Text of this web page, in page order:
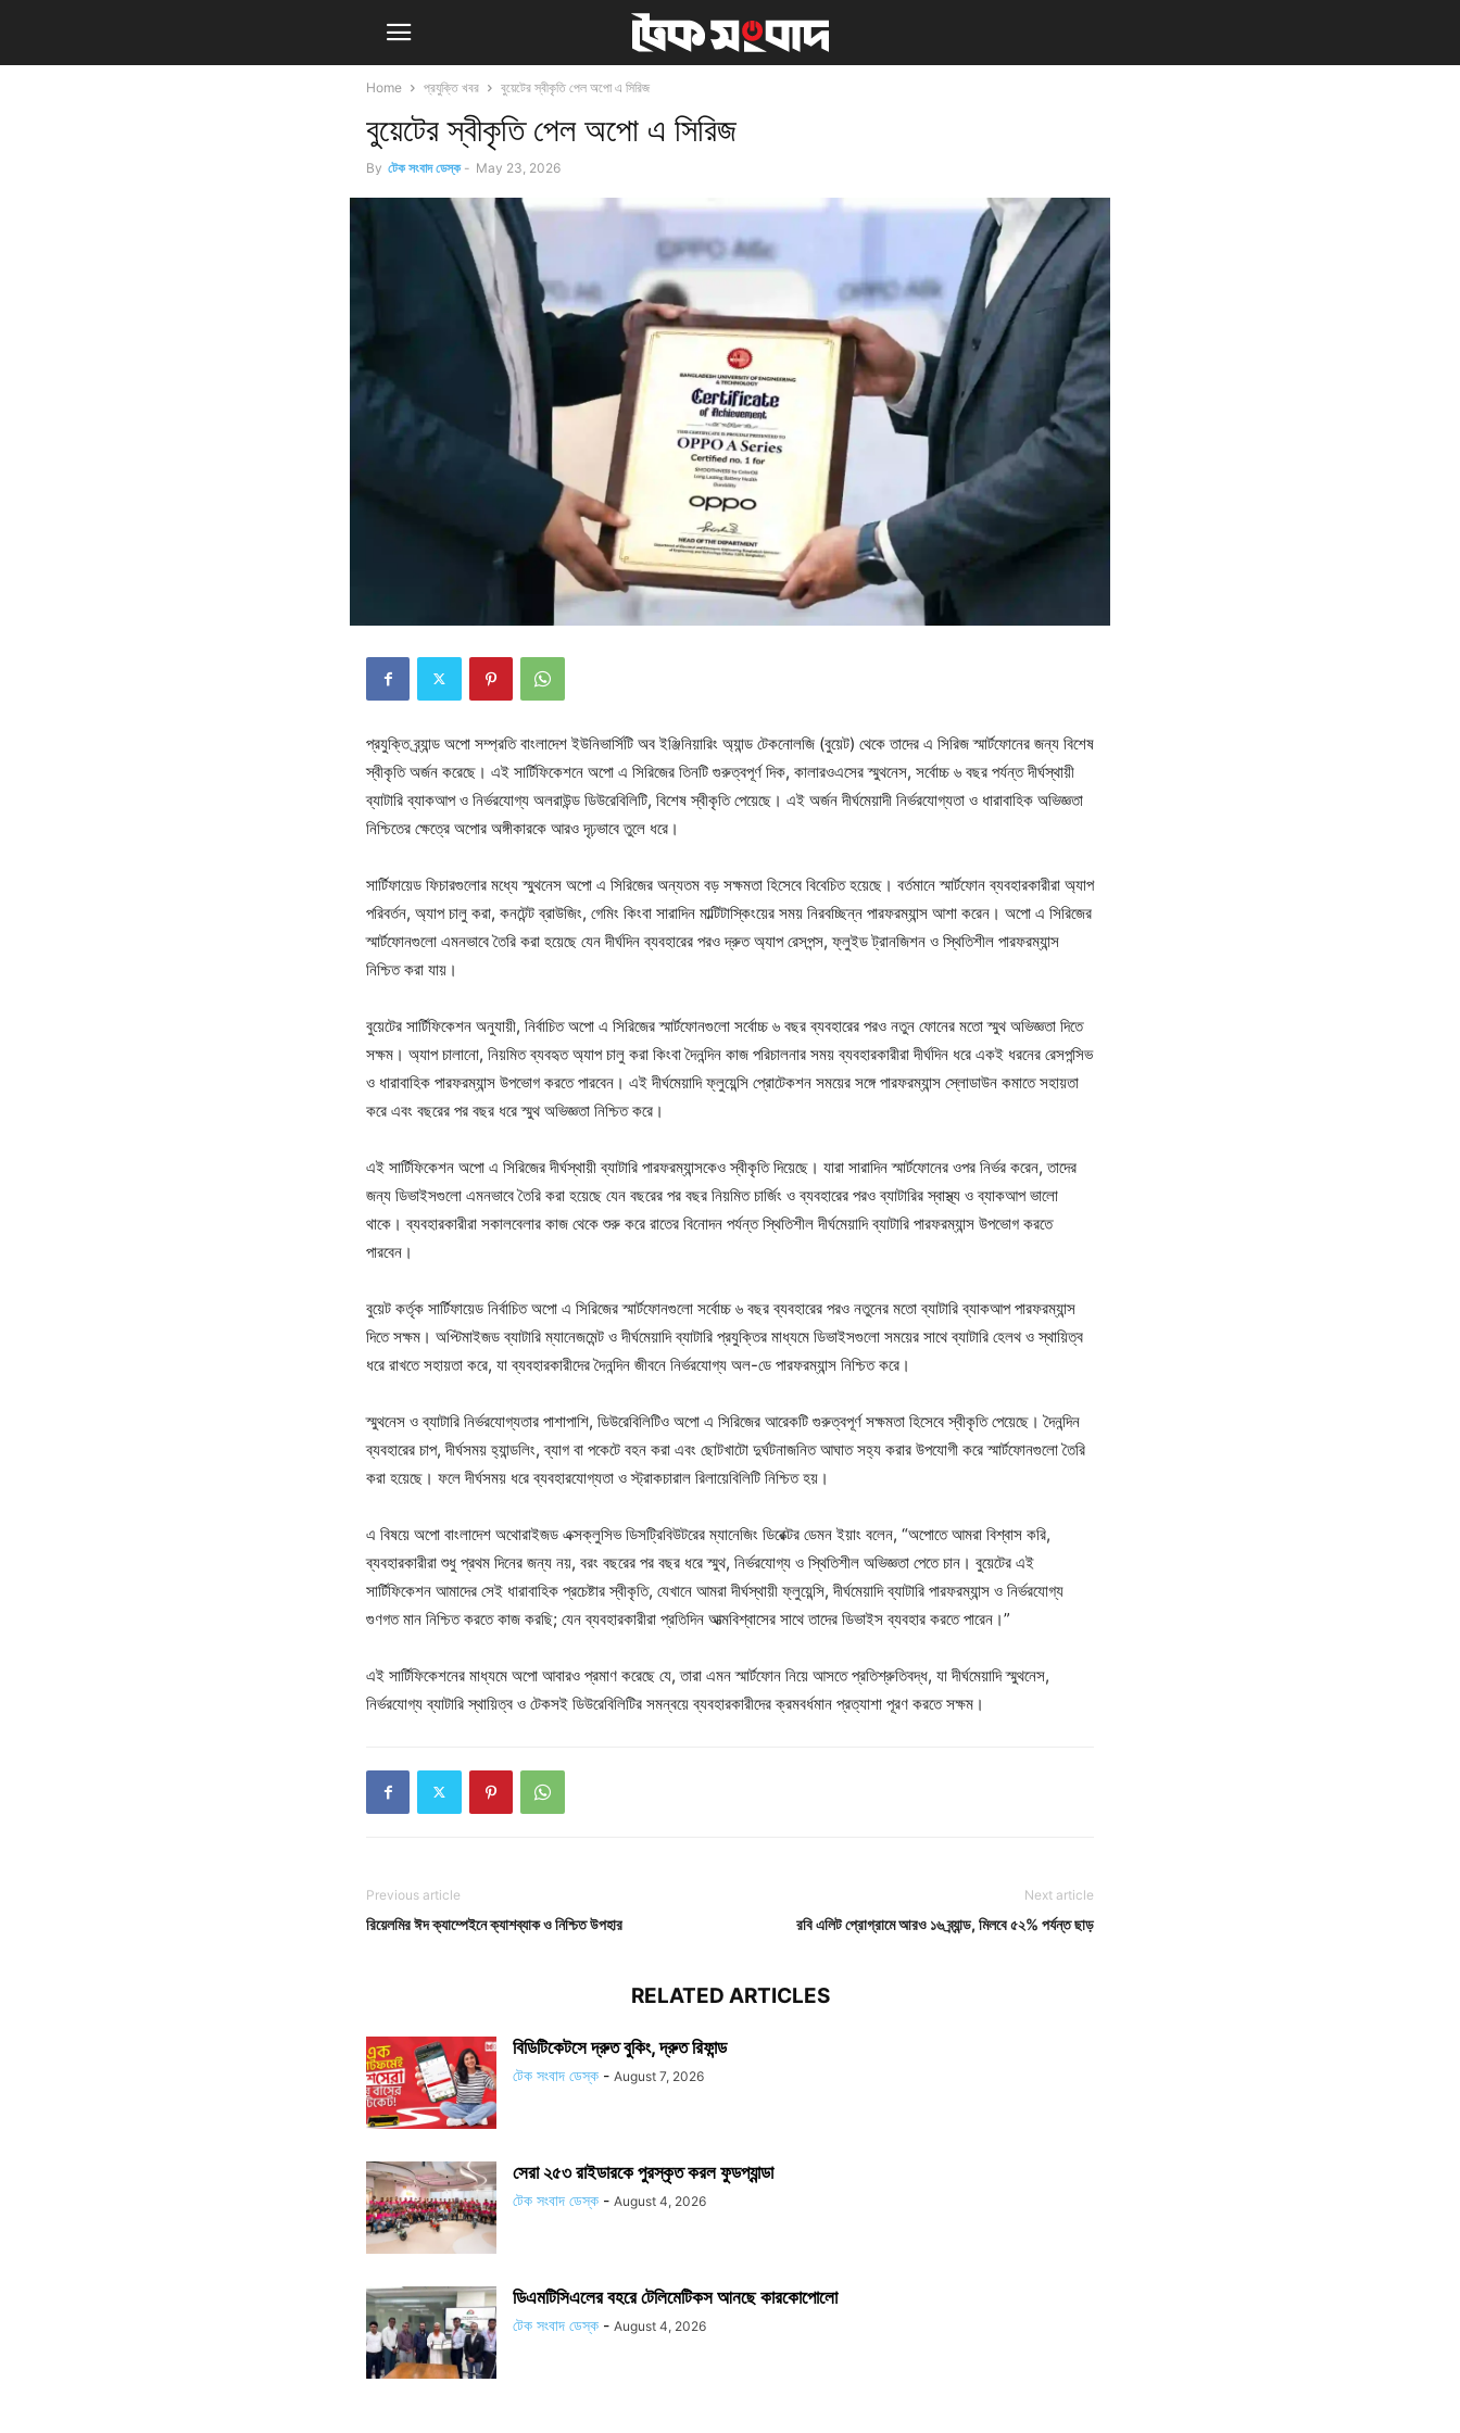
Home প্রযুক্তি খবর বুয়েটের স্বীকৃতি পেল অপো এ সিরিজ
বুয়েটের স্বীকৃতি পেল অপো এ সিরিজ
By টেক সংবাদ ডেস্ক - May 23, 2026
প্রযুক্তি ব্র্যান্ড অপো সম্প্রতি বাংলাদেশ ইউনিভার্সিটি অব ইঞ্জিনিয়ারিং অ্যান্ড টেকনোলজি (বুয়েট) থেকে তাদের এ সিরিজ স্মার্টফোনের জন্য বিশেষ
স্বীকৃতি অর্জন করেছে। এই সার্টিফিকেশনে অপো এ সিরিজের তিনটি গুরুত্বপূর্ণ দিক, কালারওএসের স্মুথনেস, সর্বোচ্চ ৬ বছর পর্যন্ত দীর্ঘস্থায়ী
ব্যাটারি ব্যাকআপ ও নির্ভরযোগ্য অলরাউন্ড ডিউরেবিলিটি, বিশেষ স্বীকৃতি পেয়েছে। এই অর্জন দীর্ঘমেয়াদী নির্ভরযোগ্যতা ও ধারাবাহিক অভিজ্ঞতা
নিশ্চিতের ক্ষেত্রে অপোর অঙ্গীকারকে আরও দৃঢ়ভাবে তুলে ধরে।
সার্টিফায়েড ফিচারগুলোর মধ্যে স্মুথনেস অপো এ সিরিজের অন্যতম বড় সক্ষমতা হিসেবে বিবেচিত হয়েছে। বর্তমানে স্মার্টফোন ব্যবহারকারীরা অ্যাপ
পরিবর্তন, অ্যাপ চালু করা, কনটেন্ট ব্রাউজিং, গেমিং কিংবা সারাদিন মাল্টিটাস্কিংয়ের সময় নিরবচ্ছিন্ন পারফরম্যান্স আশা করেন। অপো এ সিরিজের
স্মার্টফোনগুলো এমনভাবে তৈরি করা হয়েছে যেন দীর্ঘদিন ব্যবহারের পরও দ্রুত অ্যাপ রেসপন্স, ফ্লুইড ট্রানজিশন ও স্থিতিশীল পারফরম্যান্স
নিশ্চিত করা যায়।
বুয়েটের সার্টিফিকেশন অনুযায়ী, নির্বাচিত অপো এ সিরিজের স্মার্টফোনগুলো সর্বোচ্চ ৬ বছর ব্যবহারের পরও নতুন ফোনের মতো স্মুথ অভিজ্ঞতা দিতে
সক্ষম। অ্যাপ চালানো, নিয়মিত ব্যবহৃত অ্যাপ চালু করা কিংবা দৈনন্দিন কাজ পরিচালনার সময় ব্যবহারকারীরা দীর্ঘদিন ধরে একই ধরনের রেসপন্সিভ
ও ধারাবাহিক পারফরম্যান্স উপভোগ করতে পারবেন। এই দীর্ঘমেয়াদি ফ্লুয়েন্সি প্রোটেকশন সময়ের সঙ্গে পারফরম্যান্স স্লোডাউন কমাতে সহায়তা
করে এবং বছরের পর বছর ধরে স্মুথ অভিজ্ঞতা নিশ্চিত করে।
এই সার্টিফিকেশন অপো এ সিরিজের দীর্ঘস্থায়ী ব্যাটারি পারফরম্যান্সকেও স্বীকৃতি দিয়েছে। যারা সারাদিন স্মার্টফোনের ওপর নির্ভর করেন, তাদের
জন্য ডিভাইসগুলো এমনভাবে তৈরি করা হয়েছে যেন বছরের পর বছর নিয়মিত চার্জিং ও ব্যবহারের পরও ব্যাটারির স্বাস্থ্য ও ব্যাকআপ ভালো
থাকে। ব্যবহারকারীরা সকালবেলার কাজ থেকে শুরু করে রাতের বিনোদন পর্যন্ত স্থিতিশীল দীর্ঘমেয়াদি ব্যাটারি পারফরম্যান্স উপভোগ করতে
পারবেন।
বুয়েট কর্তৃক সার্টিফায়েড নির্বাচিত অপো এ সিরিজের স্মার্টফোনগুলো সর্বোচ্চ ৬ বছর ব্যবহারের পরও নতুনের মতো ব্যাটারি ব্যাকআপ পারফরম্যান্স
দিতে সক্ষম। অপ্টিমাইজড ব্যাটারি ম্যানেজমেন্ট ও দীর্ঘমেয়াদি ব্যাটারি প্রযুক্তির মাধ্যমে ডিভাইসগুলো সময়ের সাথে ব্যাটারি হেলথ ও স্থায়িত্ব
ধরে রাখতে সহায়তা করে, যা ব্যবহারকারীদের দৈনন্দিন জীবনে নির্ভরযোগ্য অল-ডে পারফরম্যান্স নিশ্চিত করে।
স্মুথনেস ও ব্যাটারি নির্ভরযোগ্যতার পাশাপাশি, ডিউরেবিলিটিও অপো এ সিরিজের আরেকটি গুরুত্বপূর্ণ সক্ষমতা হিসেবে স্বীকৃতি পেয়েছে। দৈনন্দিন
ব্যবহারের চাপ, দীর্ঘসময় হ্যান্ডলিং, ব্যাগ বা পকেটে বহন করা এবং ছোটখাটো দুর্ঘটনাজনিত আঘাত সহ্য করার উপযোগী করে স্মার্টফোনগুলো তৈরি
করা হয়েছে। ফলে দীর্ঘসময় ধরে ব্যবহারযোগ্যতা ও স্ট্রাকচারাল রিলায়েবিলিটি নিশ্চিত হয়।
এ বিষয়ে অপো বাংলাদেশ অথোরাইজড এক্সক্লুসিভ ডিসট্রিবিউটরের ম্যানেজিং ডিরেক্টর ডেমন ইয়াং বলেন, “অপোতে আমরা বিশ্বাস করি,
ব্যবহারকারীরা শুধু প্রথম দিনের জন্য নয়, বরং বছরের পর বছর ধরে স্মুথ, নির্ভরযোগ্য ও স্থিতিশীল অভিজ্ঞতা পেতে চান। বুয়েটের এই
সার্টিফিকেশন আমাদের সেই ধারাবাহিক প্রচেষ্টার স্বীকৃতি, যেখানে আমরা দীর্ঘস্থায়ী ফ্লুয়েন্সি, দীর্ঘমেয়াদি ব্যাটারি পারফরম্যান্স ও নির্ভরযোগ্য
গুণগত মান নিশ্চিত করতে কাজ করছি; যেন ব্যবহারকারীরা প্রতিদিন আত্মবিশ্বাসের সাথে তাদের ডিভাইস ব্যবহার করতে পারেন।”
এই সার্টিফিকেশনের মাধ্যমে অপো আবারও প্রমাণ করেছে যে, তারা এমন স্মার্টফোন নিয়ে আসতে প্রতিশ্রুতিবদ্ধ, যা দীর্ঘমেয়াদি স্মুথনেস,
নির্ভরযোগ্য ব্যাটারি স্থায়িত্ব ও টেকসই ডিউরেবিলিটির সমন্বয়ে ব্যবহারকারীদের ক্রমবর্ধমান প্রত্যাশা পূরণ করতে সক্ষম।
Previous article
রিয়েলমির ঈদ ক্যাম্পেইনে ক্যাশব্যাক ও নিশ্চিত উপহার
Next article
রবি এলিট প্রোগ্রামে আরও ১৬ ব্র্যান্ড, মিলবে ৫২% পর্যন্ত ছাড়
RELATED ARTICLES
বিডিটিকেটসে দ্রুত বুকিং, দ্রুত রিফান্ড
টেক সংবাদ ডেস্ক - August 7, 2026
সেরা ২৫৩ রাইডারকে পুরস্কৃত করল ফুডপ্যান্ডা
টেক সংবাদ ডেস্ক - August 4, 2026
ডিএমটিসিএলের বহরে টেলিমেটিকস আনছে কারকোপোলো
টেক সংবাদ ডেস্ক - August 4, 2026